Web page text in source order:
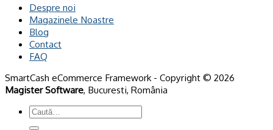
Despre noi
Magazinele Noastre
Blog
Contact
FAQ
SmartCash eCommerce Framework - Copyright © 2026
Magister Software, Bucuresti, România
Caută